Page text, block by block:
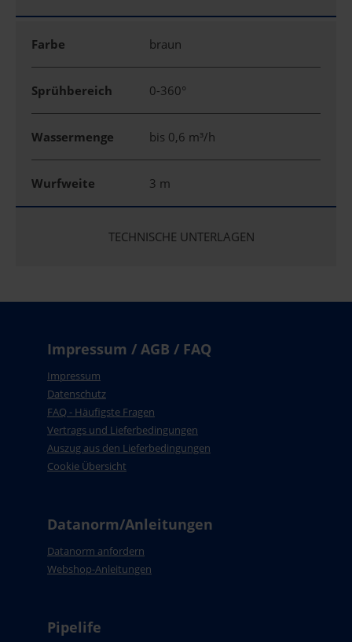
Farbe braun
Sprühbereich 0-360°
Wassermenge bis 0,6 m³/h
Wurfweite 3 m
TECHNISCHE UNTERLAGEN
Impressum / AGB / FAQ
Impressum
Datenschutz
FAQ - Häufigste Fragen
Vertrags und Lieferbedingungen
Auszug aus den Lieferbedingungen
Cookie Übersicht
Datanorm/Anleitungen
Datanorm anfordern
Webshop-Anleitungen
Pipelife